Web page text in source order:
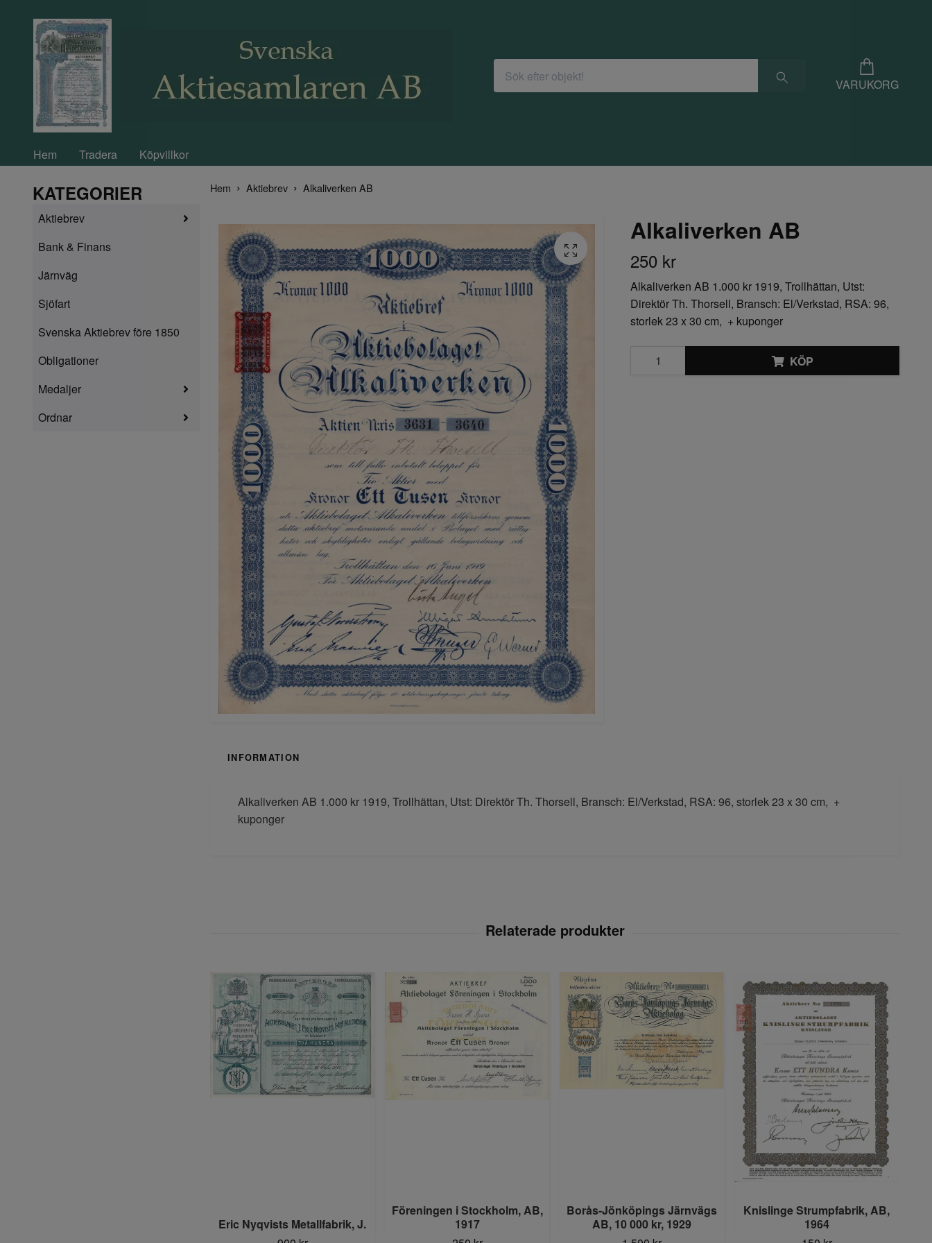
VARUKORG
Hem Tradera Köpvillkor
KATEGORIER
Aktiebrev
Bank & Finans
Järnväg
Sjöfart
Svenska Aktiebrev före 1850
Obligationer
Medaljer
Ordnar
Hem Aktiebrev Alkaliverken AB
Alkaliverken AB
250 kr
Alkaliverken AB 1.000 kr 1919, Trollhättan, Utst:
Direktör Th. Thorsell, Bransch: El/Verkstad, RSA: 96,
storlek 23 x 30 cm, + kuponger
KÖP
INFORMATION
Alkaliverken AB 1.000 kr 1919, Trollhättan, Utst: Direktör Th. Thorsell, Bransch: El/Verkstad, RSA: 96, storlek 23 x 30 cm, +
kuponger
Eric Nyqvists Metallfabrik, J.
Föreningen i Stockholm, AB,
1917
Borås-Jönköpings Järnvägs
AB, 10 000 kr, 1929
Knislinge Strumpfabrik, AB,
1964